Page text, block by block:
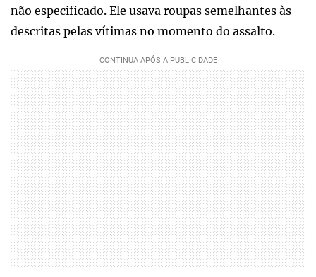
não especificado. Ele usava roupas semelhantes às
descritas pelas vítimas no momento do assalto.